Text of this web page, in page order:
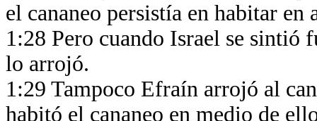
el cananeo persistía en habitar
1:28 Pero cuando Israel se sintió
lo arrojó.
1:29 Tampoco Efraín arrojó al
habitó el cananeo en medio de